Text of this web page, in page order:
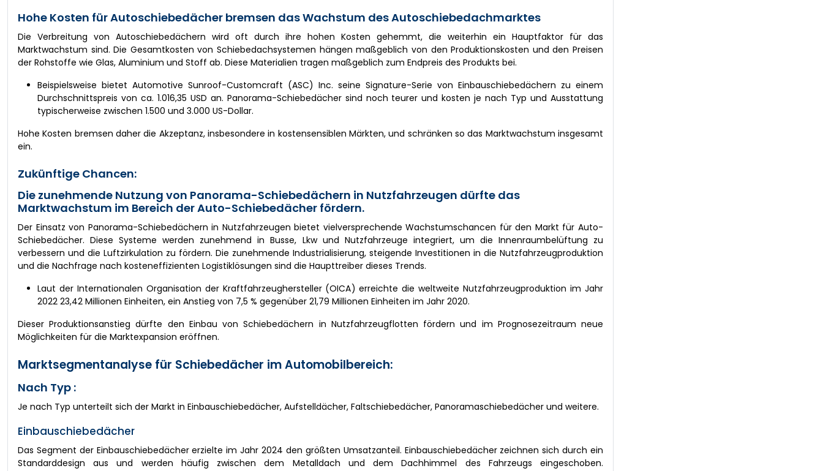
Hohe Kosten für Autoschiebedächer bremsen das Wachstum des Autoschiebedachmarktes
Die Verbreitung von Autoschiebedächern wird oft durch ihre hohen Kosten gehemmt, die weiterhin ein Hauptfaktor für das
Marktwachstum sind. Die Gesamtkosten von Schiebedachsystemen hängen maßgeblich von den Produktionskosten und den Preisen
der Rohstoffe wie Glas, Aluminium und Stoff ab. Diese Materialien tragen maßgeblich zum Endpreis des Produkts bei.
Beispielsweise bietet Automotive Sunroof-Customcraft (ASC) Inc. seine Signature-Serie von Einbauschiebedächern zu einem
Durchschnittspreis von ca. 1.016,35 USD an. Panorama-Schiebedächer sind noch teurer und kosten je nach Typ und Ausstattung
typischerweise zwischen 1.500 und 3.000 US-Dollar.
Hohe Kosten bremsen daher die Akzeptanz, insbesondere in kostensensiblen Märkten, und schränken so das Marktwachstum insgesamt
ein.
Zukünftige Chancen:
Die zunehmende Nutzung von Panorama-Schiebedächern in Nutzfahrzeugen dürfte das
Marktwachstum im Bereich der Auto-Schiebedächer fördern.
Der Einsatz von Panorama-Schiebedächern in Nutzfahrzeugen bietet vielversprechende Wachstumschancen für den Markt für Auto-
Schiebedächer. Diese Systeme werden zunehmend in Busse, Lkw und Nutzfahrzeuge integriert, um die Innenraumbelüftung zu
verbessern und die Luftzirkulation zu fördern. Die zunehmende Industrialisierung, steigende Investitionen in die Nutzfahrzeugproduktion
und die Nachfrage nach kosteneffizienten Logistiklösungen sind die Haupttreiber dieses Trends.
Laut der Internationalen Organisation der Kraftfahrzeughersteller (OICA) erreichte die weltweite Nutzfahrzeugproduktion im Jahr
2022 23,42 Millionen Einheiten, ein Anstieg von 7,5 % gegenüber 21,79 Millionen Einheiten im Jahr 2020.
Dieser Produktionsanstieg dürfte den Einbau von Schiebedächern in Nutzfahrzeugflotten fördern und im Prognosezeitraum neue
Möglichkeiten für die Marktexpansion eröffnen.
Marktsegmentanalyse für Schiebedächer im Automobilbereich:
Nach Typ :
Je nach Typ unterteilt sich der Markt in Einbauschiebedächer, Aufstelldächer, Faltschiebedächer, Panoramaschiebedächer und weitere.
Einbauschiebedächer
Das Segment der Einbauschiebedächer erzielte im Jahr 2024 den größten Umsatzanteil. Einbauschiebedächer zeichnen sich durch ein
Standarddesign aus und werden häufig zwischen dem Metalldach und dem Dachhimmel des Fahrzeugs eingeschoben.